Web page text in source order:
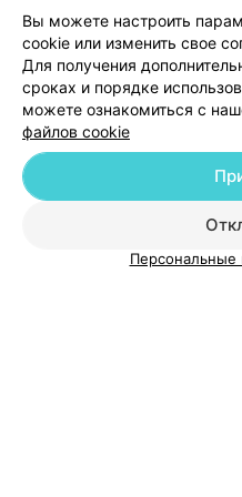
баллов.
Вы можете настроить
cookie или изменить свое
Для получения
сроках и порядке
можете ознакомиться с
файлов cookie
Персональные